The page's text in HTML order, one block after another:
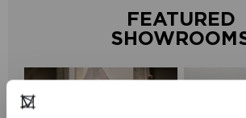
FEATURED